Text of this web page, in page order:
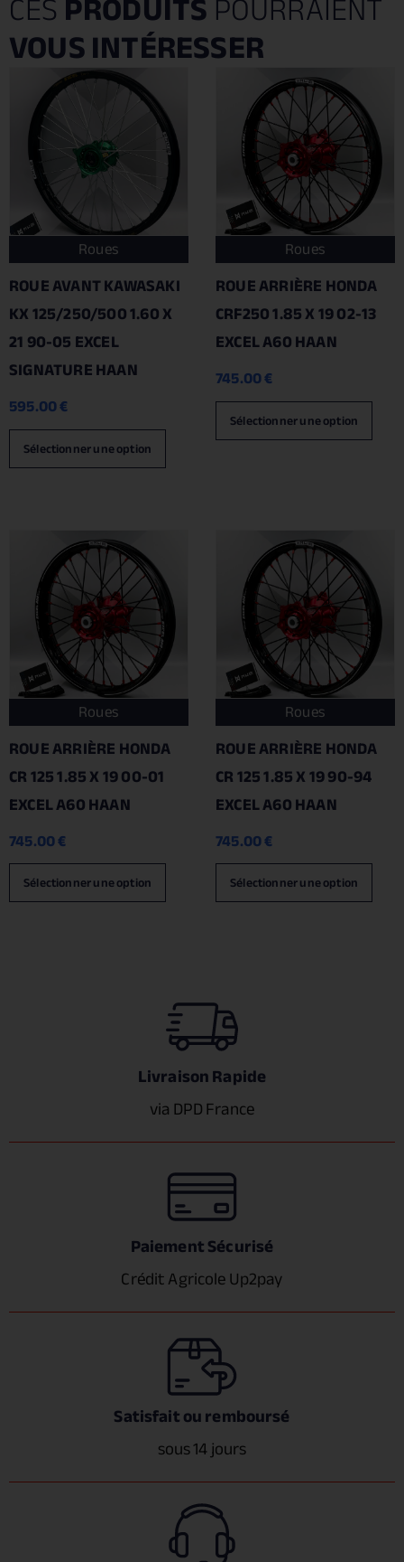
VOUS INTÉRESSER
Roues
ROUE AVANT KAWASAKI
KX 125/250/500 1.60 X
21 90-05 EXCEL
SIGNATURE HAAN
595.00€
Sélectionner une option
Roues
ROUE ARRIÈRE HONDA
CRF250 1.85 X 19 02-13
EXCEL A60 HAAN
745.00€
Sélectionner une option
Roues
ROUE ARRIÈRE HONDA
CR 125 1.85 X 19 00-01
EXCEL A60 HAAN
745.00€
Sélectionner une option
Roues
ROUE ARRIÈRE HONDA
CR 125 1.85 X 19 90-94
EXCEL A60 HAAN
745.00€
Sélectionner une option
Livraison Rapide
via DPD France
Paiement Sécurisé
Crédit Agricole Up2pay
Satisfait ou remboursé
sous 14 jours